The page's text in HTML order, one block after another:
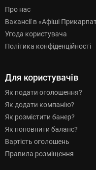
Про нас
Вакансії в «Афіші
Угода користувача
Політика конфіденційності
Для користувачів
Як подати оголошення?
Як додати компанію?
Як розмістити банер?
Як поповнити баланс?
Вартість оголошень
Правила розміщення